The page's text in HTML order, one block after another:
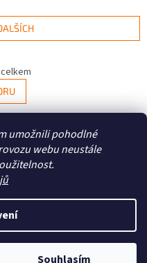
umožnili pohodlné
webu neustále
Souhlasím
práva vyhrazena.